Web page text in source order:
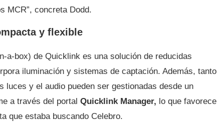
MCR”, concreta Dodd.
y flexible
a-box) de Quicklink es una solución de reducidas
iluminación y sistemas de captación. Además, tanto
luces y el audio pueden ser gestionadas desde un
a través del portal Quicklink Manager, lo que favorece
que estaba buscando Celebro.